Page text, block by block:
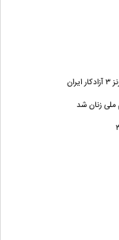
ملی زنان شد